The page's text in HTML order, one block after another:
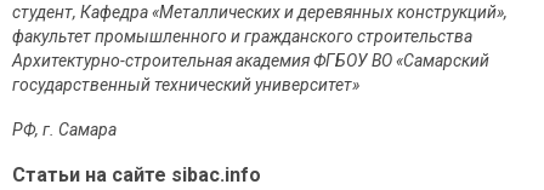
студент, Кафедра «Металлических и деревянных конструкций»,
факультет промышленного и гражданского строительства
Архитектурно-строительная академия ФГБОУ ВО «Самарский
государственный технический университет»
РФ, г. Самара
Статьи на сайте sibac.info